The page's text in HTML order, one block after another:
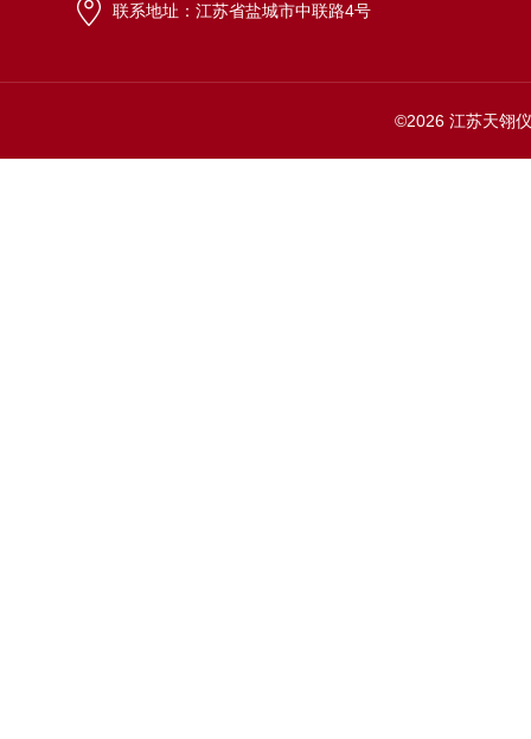
联系地址：江苏省盐城市中联路4号
©2026 江苏天翎